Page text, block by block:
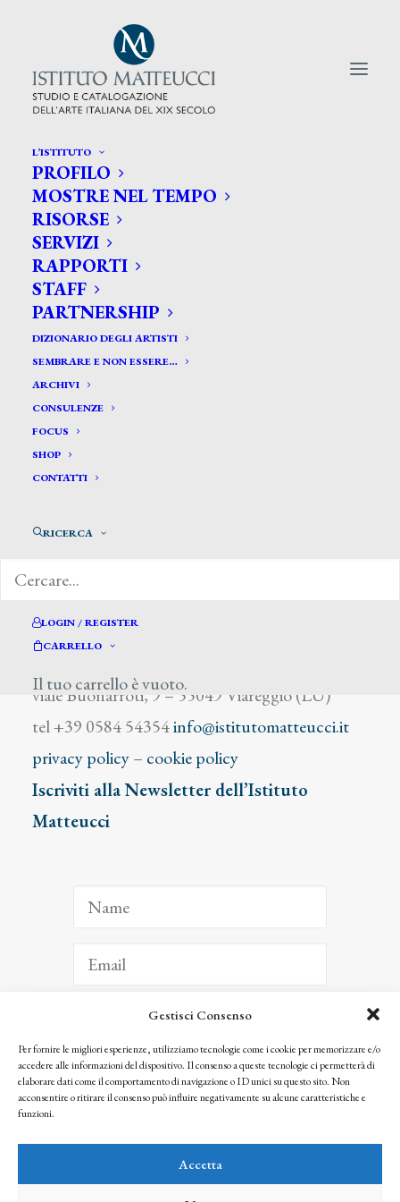
Gestisci Consenso
Per fornire le migliori esperienze, utilizziamo tecnologie come i cookie per memorizzare e/o
accedere alle informazioni del dispositivo. Il consenso a queste tecnologie ci permetterà di
elaborare dati come il comportamento di navigazione o ID unici su questo sito. Non
acconsentire o ritirare il consenso può influire negativamente su alcune caratteristiche e
funzioni.
Accetta
L’ISTITUTO
PROFILO
MOSTRE NEL TEMPO
RISORSE
SERVIZI
RAPPORTI
STAFF
PARTNERSHIP
DIZIONARIO DEGLI ARTISTI
SEMBRARE E NON ESSERE…
ARCHIVI
CONSULENZE
FOCUS
SHOP
CONTATTI
RICERCA
LOGIN / REGISTER
CARRELLO
Il tuo carrello è vuoto.
CERCA TRA GLI ARTISTI:
Search
for:
Andersen Hans Christian
viale Buonarroti, 9 – 55049 Viareggio (LU)
tel +39 0584 54354info@istitutomatteucci.it
privacy policy– cookie policy
Iscriviti alla Newsletter dell’Istituto
Matteucci
ISCRIVITI
Facendo clic per iscriverti, riconosci che le tue informazioni saranno trattate
seguendo la nostra Privacy Policy
© 2025 Istituto Matteucci. All right reserved
l’autorizzazione scritta dei proprietari dei diritti e dell’Istituto Matteucci